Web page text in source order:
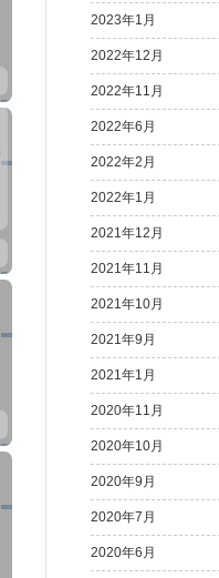
2023年1月
2022年12月
2022年11月
2022年6月
2022年2月
2022年1月
2021年12月
2021年11月
2021年10月
2021年9月
2021年1月
2020年11月
2020年10月
2020年9月
2020年7月
2020年6月